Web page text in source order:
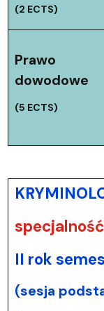
(2 ECTS)
Prawo
dowodowe
(5 ECTS)
specjalność
II rok
(sesja